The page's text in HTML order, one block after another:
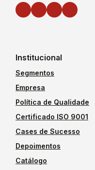
Institucional
Segmentos
Empresa
Política de Qualidade
Certificado ISO 9001
Cases de Sucesso
Depoimentos
Catálogo